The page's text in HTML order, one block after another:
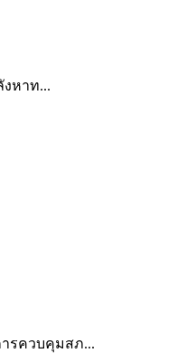
หาท...
รควบคุมสภ...